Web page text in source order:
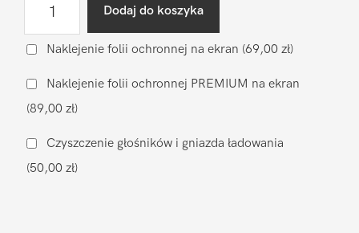
mikrofonu
S200
Dodaj do koszyka
Naklejenie folii ochronnej na ekran (69,00 zł)
Naklejenie folii ochronnej PREMIUM na ekran
(89,00 zł)
Czyszczenie głośników i gniazda ładowania
(50,00 zł)